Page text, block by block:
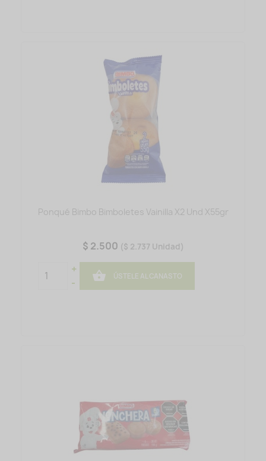
Ponqué Bimbo Bimboletes Vainilla X2 Und X55gr
$ 2.500 ($ 2.737 Unidad)
+
-
 ÚSTELE AL CANASTO